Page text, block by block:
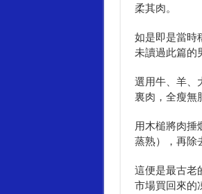
柔其肉。
如是即是當時
未讀過此篇的
選用牛、羊、
裏肉，全瘦無
用木槌將肉捶
蒸熟），再除
這便是最古老
市場買回來的